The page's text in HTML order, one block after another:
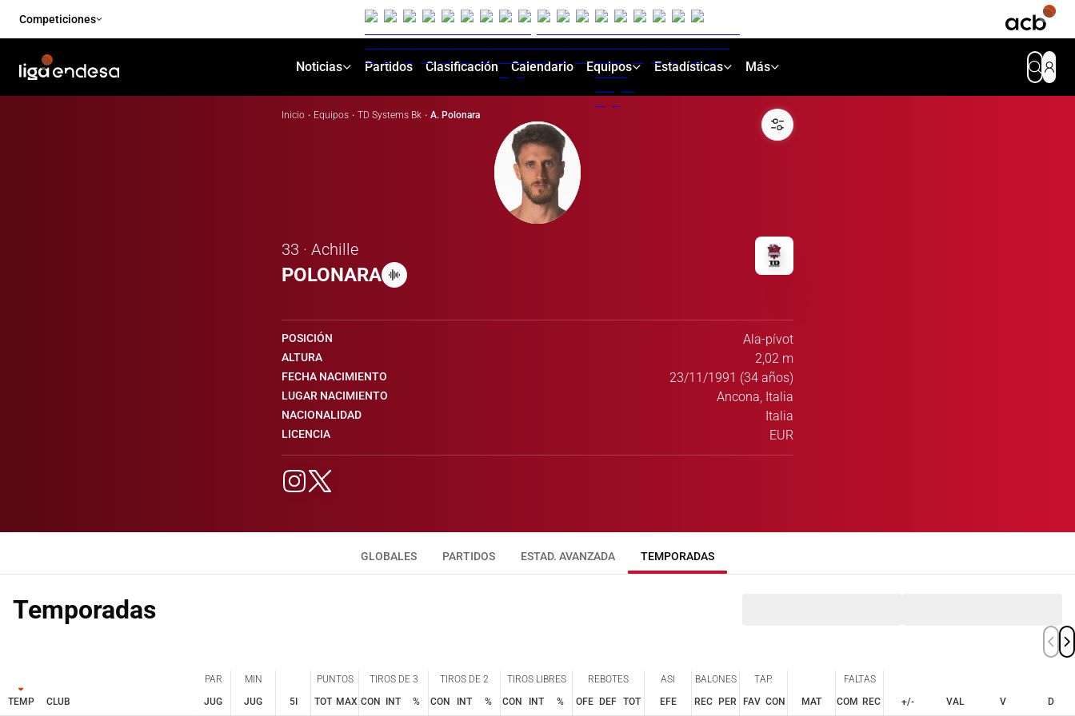
Competiciones
Noticias Partidos Clasificación Calendario Equipos Estadísticas Más
Inicio · Equipos · TD Systems Bk · A. Polonara
33 · Achille
POLONARA
POSICIÓN Ala-pívot
ALTURA 2,02 m
FECHA NACIMIENTO 23/11/1991 (34 años)
LUGAR NACIMIENTO Ancona, Italia
NACIONALIDAD Italia
LICENCIA EUR
GLOBALES PARTIDOS ESTAD. AVANZADA TEMPORADAS
Temporadas
TEMP CLUB
PAR
MIN
5I
PUNTOS TIROS DE 3 TIROS DE 2 TIROS LIBRES REBOTES ASI BALONES
TAP.
MAT
FALTAS
+/-
VAL V D
JUG JUG TOT MAX CON INT % CON INT % CON INT % OFE DEF TOT EFE REC PER FAV CON COM REC